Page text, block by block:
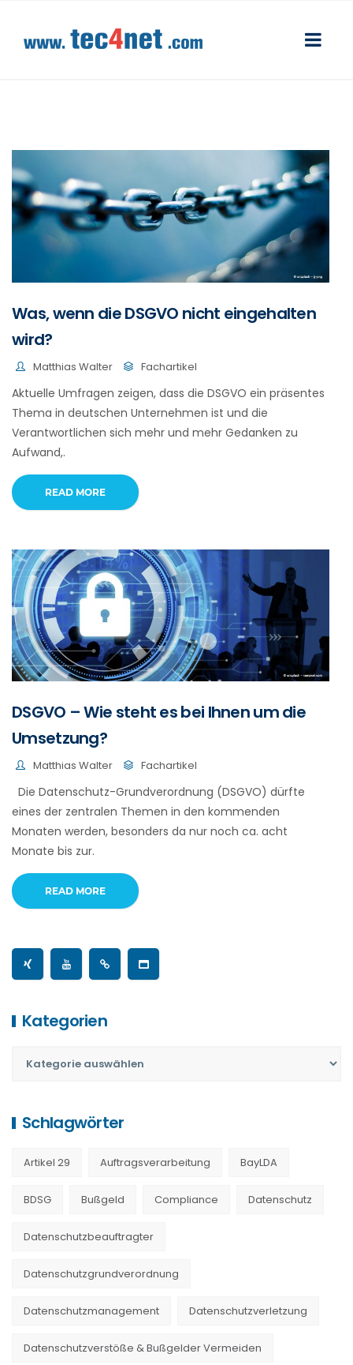
Was, wenn die DSGVO nicht eingehalten
wird?
Matthias Walter Fachartikel
Aktuelle Umfragen zeigen, dass die DSGVO ein präsentes
Thema in deutschen Unternehmen ist und die
Verantwortlichen sich mehr und mehr Gedanken zu
Aufwand,.
READ MORE
DSGVO – Wie steht es bei Ihnen um die
Umsetzung?
Matthias Walter Fachartikel
Die Datenschutz-Grundverordnung (DSGVO) dürfte
eines der zentralen Themen in den kommenden
Monaten werden, besonders da nur noch ca. acht
Monate bis zur.
READ MORE
Kategorien
Schlagwörter
Artikel 29 Auftragsverarbeitung BayLDA
BDSG Bußgeld Compliance Datenschutz
Datenschutzbeauftragter
Datenschutzgrundverordnung
Datenschutzmanagement Datenschutzverletzung
Datenschutzverstöße & Bußgelder Vermeiden